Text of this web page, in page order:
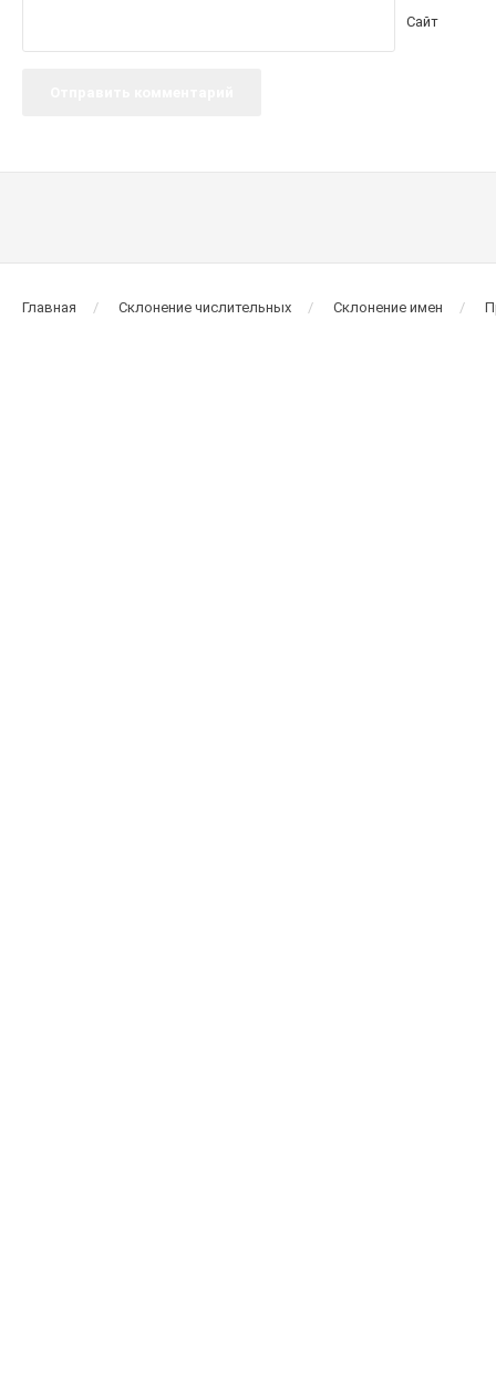
Сайт
Главная Склонение числительных Склонение имен